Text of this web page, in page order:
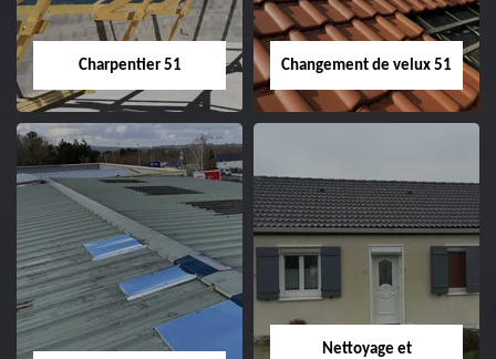
Charpentier 51
Charpentier 51
Changement de velux 51
Changement de
velux 51
Nettoyage et